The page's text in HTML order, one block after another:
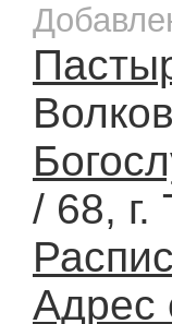
Волков
/ 68, г.
Адрес